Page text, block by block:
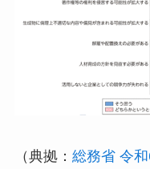
（典拠： 総務省 令